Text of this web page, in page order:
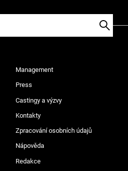
Management
Press
Castingy a výzvy
Kontakty
Zpracování osobních údajů
Nápověda
Redakce